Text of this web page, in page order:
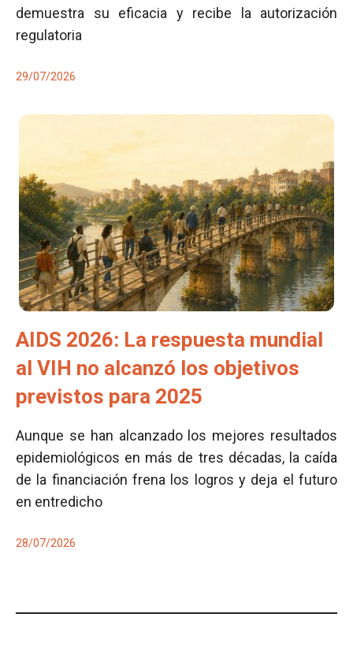
demuestra su eficacia y recibe la autorización
regulatoria
29/07/2026
AIDS 2026: La respuesta mundial
al VIH no alcanzó los objetivos
previstos para 2025
Aunque se han alcanzado los mejores resultados
epidemiológicos en más de tres décadas, la caída
de la financiación frena los logros y deja el futuro
en entredicho
28/07/2026